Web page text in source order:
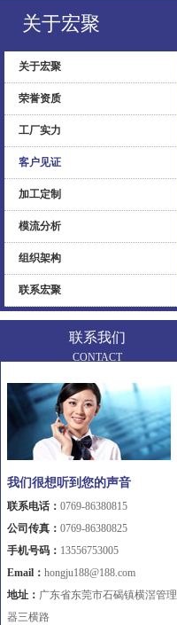
关于宏聚
关于宏聚
荣誉资质
工厂实力
客户见证
加工定制
模流分析
组织架构
联系宏聚
联系我们
CONTACT
我们很想听到您的声音
联系电话： 0769-86380815
公司传真： 0769-86380825
手机号码： 13556753005
Email： hongju188@188.com
地址： 广东省东莞市石碣镇横滘管理
器三横路